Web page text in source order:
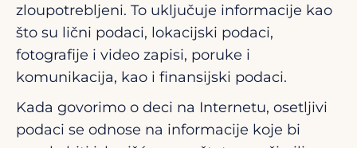
zloupotrebljeni. To uključuje informacije kao
što su lični podaci, lokacijski podaci,
fotografije i video zapisi, poruke i
komunikacija, kao i finansijski podaci.
Kada govorimo o deci na Internetu, osetljivi
podaci se odnose na informacije koje bi